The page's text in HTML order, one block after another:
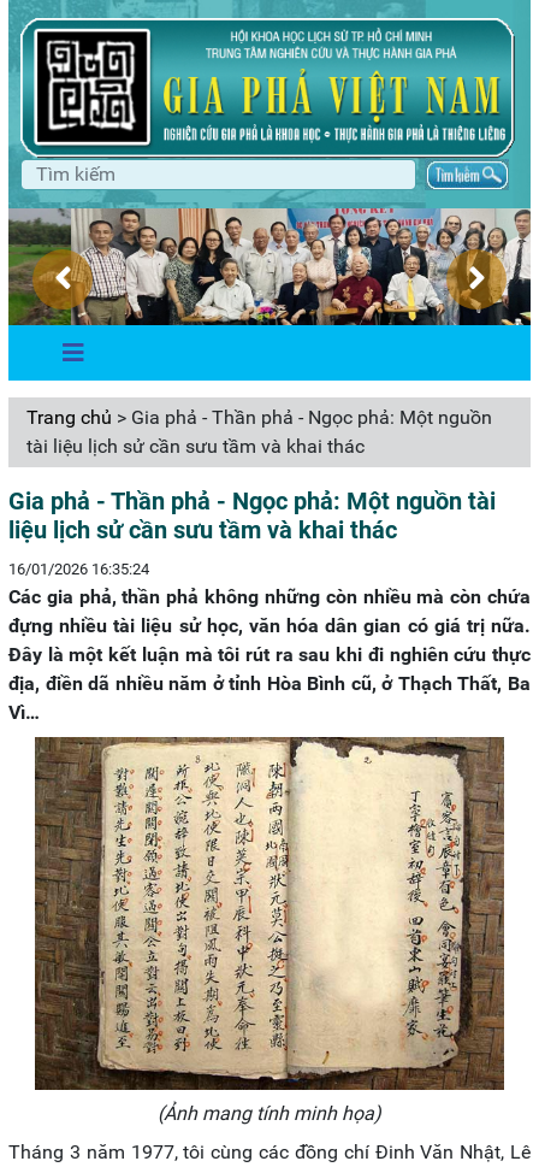
Trang chủ > Gia phả - Thần phả - Ngọc phả: Một nguồn
tài liệu lịch sử cần sưu tầm và khai thác
Gia phả - Thần phả - Ngọc phả: Một nguồn tài
liệu lịch sử cần sưu tầm và khai thác
16/01/2026 16:35:24
Các gia phả, thần phả không những còn nhiều mà còn chứa
đựng nhiều tài liệu sử học, văn hóa dân gian có giá trị nữa.
Đây là một kết luận mà tôi rút ra sau khi đi nghiên cứu thực
địa, điền dã nhiều năm ở tỉnh Hòa Bình cũ, ở Thạch Thất, Ba
Vì…
(Ảnh mang tính minh họa)
Tháng 3 năm 1977, tôi cùng các đồng chí Đinh Văn Nhật, Lê